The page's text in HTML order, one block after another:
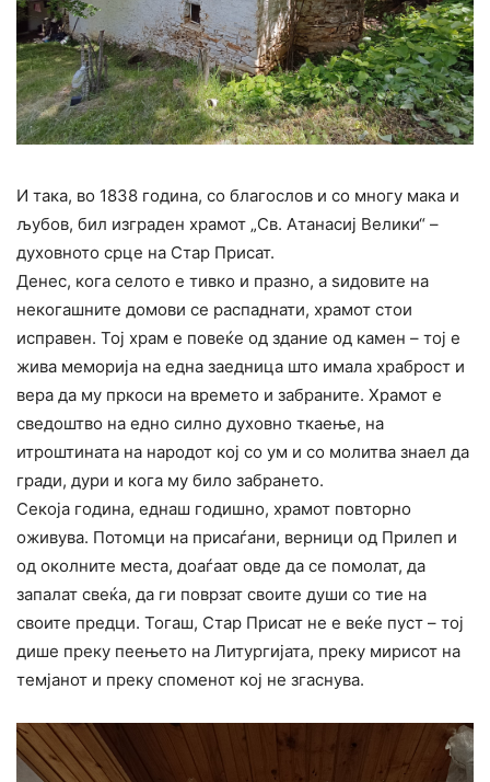
И така, во 1838 година, со благослов и со многу мака и
љубов, бил изграден храмот „Св. Атанасиј Велики“ –
духовното срце на Стар Присат.
Денес, кога селото е тивко и празно, а ѕидовите на
некогашните домови се распаднати, храмот стои
исправен. Тој храм е повеќе од здание од камен – тој е
жива меморија на една заедница што имала храброст и
вера да му пркоси на времето и забраните. Храмот е
сведоштво на едно силно духовно ткаење, на
итроштината на народот кој со ум и со молитва знаел да
гради, дури и кога му било забрането.
Секоја година, еднаш годишно, храмот повторно
оживува. Потомци на присаѓани, верници од Прилеп и
од околните места, доаѓаат овде да се помолат, да
запалат свеќа, да ги поврзат своите души со тие на
своите предци. Тогаш, Стар Присат не е веќе пуст – тој
дише преку пеењето на Литургијата, преку мирисот на
темјанот и преку споменот кој не згаснува.